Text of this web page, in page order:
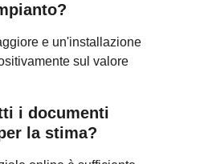
e un'installazione
sul valore
i documenti
la stima?